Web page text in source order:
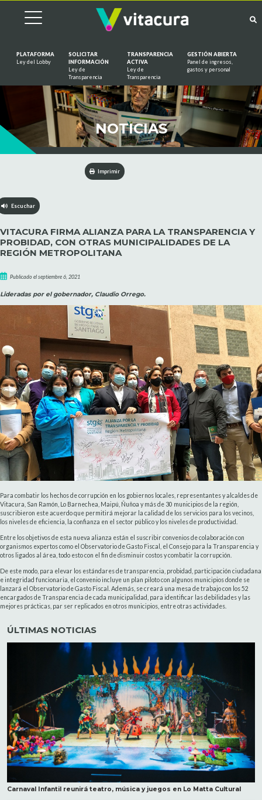
PLATAFORMA
Ley del Lobby
SOLICITAR
INFORMACIÓN
Ley de
Transparencia
TRANSPARENCIA
ACTIVA
Ley de
Transparencia
GESTIÓN ABIERTA
Panel de ingresos,
gastos y personal
NOTICIAS
Imprimir
Escuchar
VITACURA FIRMA ALIANZA PARA LA TRANSPARENCIA Y
PROBIDAD, CON OTRAS MUNICIPALIDADES DE LA
REGIÓN METROPOLITANA
Publicado el septiembre 6, 2021
Lideradas por el gobernador, Claudio Orrego.
Para combatir los hechos de corrupción en los gobiernos locales, representantes y alcaldes de
Vitacura, San Ramón, Lo Barnechea, Maipú, Ñuñoa y más de 30 municipios de la región,
suscribieron este acuerdo que permitirá mejorar la calidad de los servicios para los vecinos,
los niveles de eficiencia, la confianza en el sector público y los niveles de productividad.
Entre los objetivos de esta nueva alianza están el suscribir convenios de colaboración con
organismos expertos como el Observatorio de Gasto Fiscal, el Consejo para la Transparencia y
otros ligados al área, todo esto con el fin de disminuir costos y combatir la corrupción.
De este modo, para elevar los estándares de transparencia, probidad, participación ciudadana
e integridad funcionaria, el convenio incluye un plan piloto con algunos municipios donde se
lanzará el Observatorio de Gasto Fiscal. Además, se creará una mesa de trabajo con los 52
encargados de Transparencia de cada municipalidad, para identificar las debilidades y las
mejores prácticas, par ser replicados en otros municipios, entre otras actividades.
ÚLTIMAS NOTICIAS
Carnaval Infantil reunirá teatro, música y juegos en Lo Matta Cultural